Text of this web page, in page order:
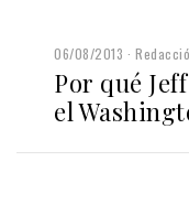
06/08/2013
Por qué
el